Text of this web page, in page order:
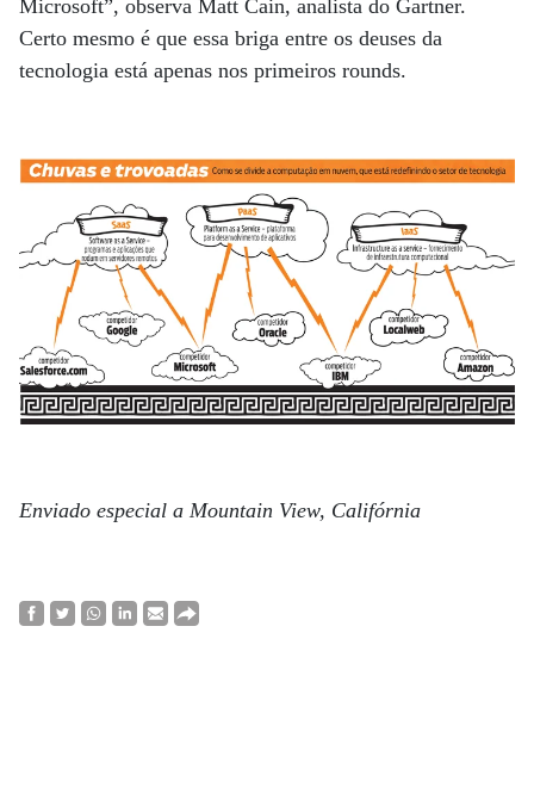
Microsoft”, observa Matt Cain, analista do Gartner.
Certo mesmo é que essa briga entre os deuses da
tecnologia está apenas nos primeiros rounds.
Enviado especial a Mountain View, Califórnia